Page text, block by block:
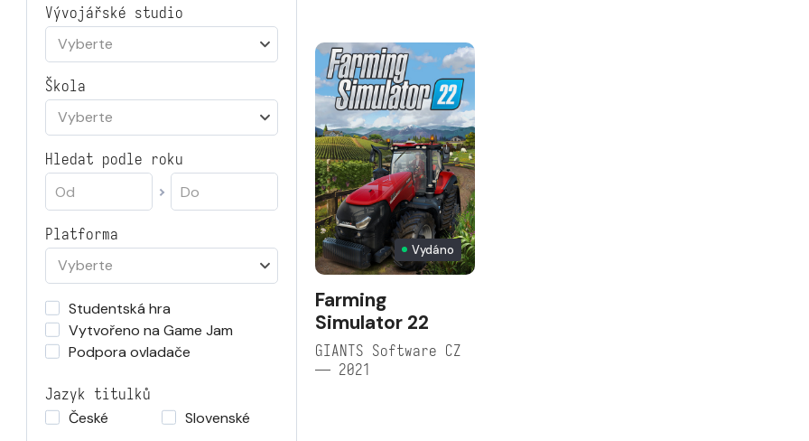
Vývojářské studio
Vyberte
Škola
Vyberte
Hledat podle roku
Platforma
Vyberte
Studentská hra
Vytvořeno na Game Jam
Podpora ovladače
Jazyk titulků
České
Slovenské
Vydáno
Farming
Simulator 22
GIANTS Software CZ
— 2021